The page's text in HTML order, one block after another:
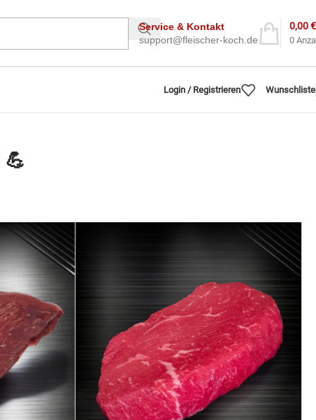
Service & Kontakt
support@fleischer-koch.de
0
0,00€
Login / Registrieren Wunschliste